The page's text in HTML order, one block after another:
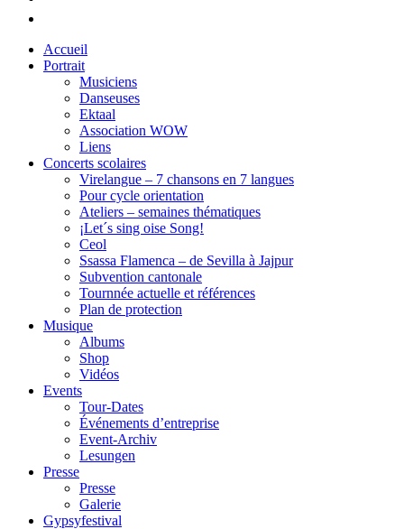
Accueil
Portrait
Musiciens
Danseuses
Ektaal
Association WOW
Liens
Concerts scolaires
Virelangue – 7 chansons en 7 langues
Pour cycle orientation
Ateliers – semaines thématiques
¡Let´s sing oise Song!
Ceol
Ssassa Flamenca – de Sevilla à Jajpur
Subvention cantonale
Tournnée actuelle et références
Plan de protection
Musique
Albums
Shop
Vidéos
Events
Tour-Dates
Événements d’entreprise
Event-Archiv
Lesungen
Presse
Presse
Galerie
Gypsyfestival